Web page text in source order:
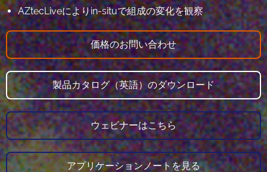
AZtecLiveによりin-situで組成の変化を観察
価格のお問い合わせ
製品カタログ（英語）のダウンロード
ウェビナーはこちら
アプリケーションノートを見る